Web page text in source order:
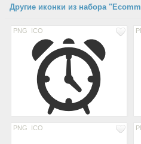
Другие иконки из набора
PNG ICO
PNG ICO